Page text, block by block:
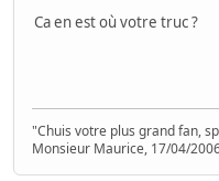
Ca en est où votre truc ?
"Chuis votre plus grand fan,
Monsieur Maurice, 17/04/